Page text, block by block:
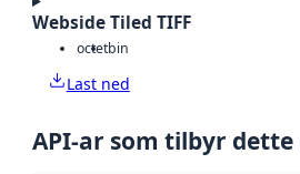
Webside Tiled TIFF
octetbin
Last ned
API-ar som tilbyr